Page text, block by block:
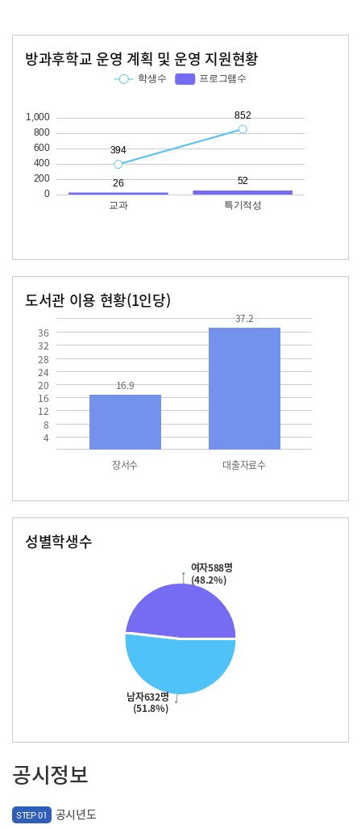
방과후학교 운영 계획 및 운영 지원현황
도서관 이용 현황(1인당)
4
8
12
16
20
24
28
32
36
장서수 대출자료수
16.9
37.2
성별학생수
남자632명
(51.8%)
여자588명
(48.2%)
공시정보
STEP 01 공시년도